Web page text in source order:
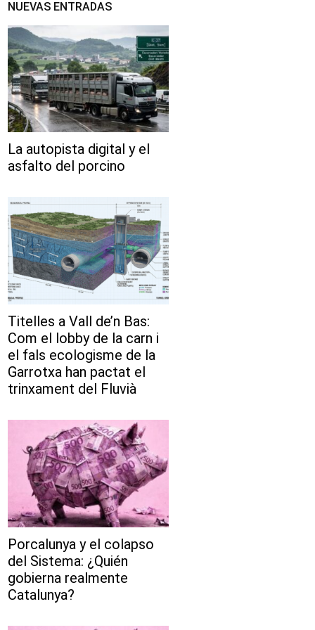
NUEVAS ENTRADAS
La autopista digital y el
asfalto del porcino
Titelles a Vall de’n Bas:
Com el lobby de la carn i
el fals ecologisme de la
Garrotxa han pactat el
trinxament del Fluvià
Porcalunya y el colapso
del Sistema: ¿Quién
gobierna realmente
Catalunya?